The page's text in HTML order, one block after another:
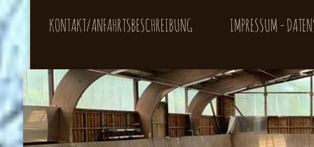
KONTAKT/ANFAHRTSBESCHREIBUNG IMPRESSUM -